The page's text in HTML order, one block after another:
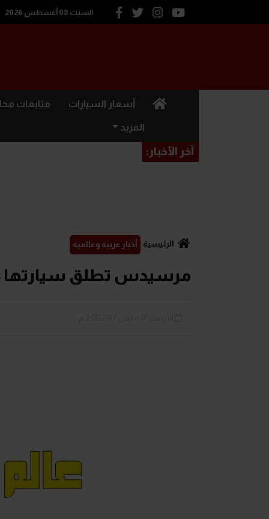
السبت 08 أغسطس 2026
(current) أسعار السيارات متابعات
المزيد
آخر الأخبار:
الرئيسية أخبار عربية وعالمية
مرسيدس تطلق سيارتها E-Class كابروليه لاول مرة فى جنيف